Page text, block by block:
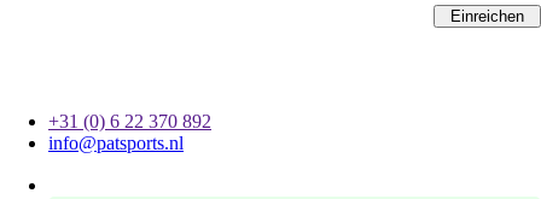
+31 (0) 6 22 370 892
info@patsports.nl
Einreichen